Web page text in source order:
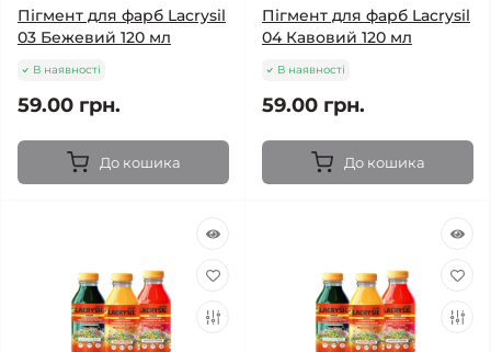
Пігмент для фарб Lacrysil
03 Бежевий 120 мл
В наявності
59.00 грн.
До кошика
Пігмент для фарб Lacrysil
04 Кавовий 120 мл
В наявності
59.00 грн.
До кошика